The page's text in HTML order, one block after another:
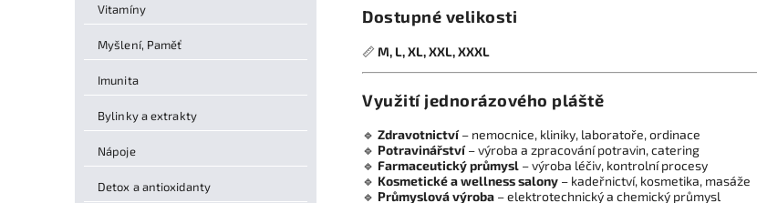
Vitamíny
Myšlení, Paměť
Imunita
Bylinky a extrakty
Nápoje
Detox a antioxidanty
Dostupné velikosti
📏 M, L, XL, XXL, XXXL
Využití jednorázového pláště
🔹 Zdravotnictví– nemocnice, kliniky, laboratoře, ordinace
🔹 Potravinářství– výroba a zpracování potravin, catering
🔹 Farmaceutický průmysl – výroba léčiv, kontrolní procesy
🔹 Kosmetické a wellness salony – kadeřnictví, kosmetika, masáže
🔹 Průmyslová výroba – elektrotechnický a chemický průmysl